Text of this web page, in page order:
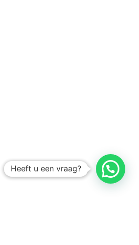
Heeft u een vraag?